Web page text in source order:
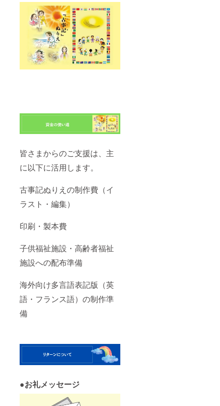
皆さまからのご支援は、主
に以下に活用します。
古事記ぬりえの制作費（イ
ラスト・編集）
印刷・製本費
子供福祉施設・高齢者福祉
施設への配布準備
海外向け多言語表記版（英
語・フランス語）の制作準
備
●お礼メッセージ